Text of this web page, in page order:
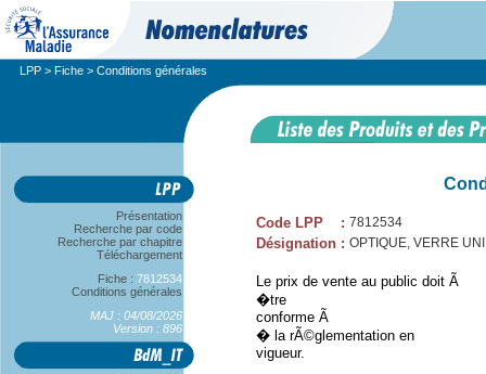
LPP > Fiche > Conditions générales
Présentation
Recherche par code
Recherche par chapitre
Téléchargement
Fiche : 7812534
Conditions générales
MAJ : 04/08/2026
Version : 896
Code LPP : 7812534
Désignation : OPTIQUE, VERRE
Le prix de vente au public doit Ã
�tre
conforme Ã
� la rÃ©glementation en
vigueur.